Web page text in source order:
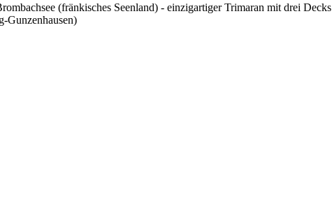
(fränkisches Seenland) - einzigartiger Trimaran mit drei Decks
Gunzenhausen)